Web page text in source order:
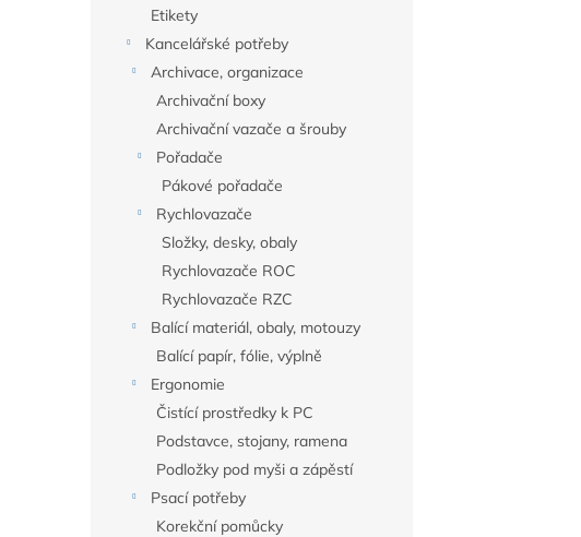
Etikety
Kancelářské potřeby
Archivace, organizace
Archivační boxy
Archivační vazače a šrouby
Pořadače
Pákové pořadače
Rychlovazače
Složky, desky, obaly
Rychlovazače ROC
Rychlovazače RZC
Balící materiál, obaly, motouzy
Balící papír, fólie, výplně
Ergonomie
Čistící prostředky k PC
Podstavce, stojany, ramena
Podložky pod myši a zápěstí
Psací potřeby
Korekční pomůcky